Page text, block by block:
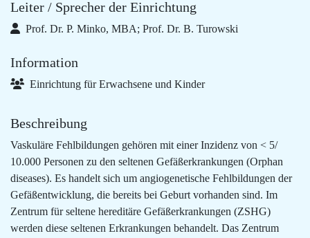
Leiter / Sprecher der Einrichtung
Prof. Dr. P. Minko, MBA; Prof. Dr. B. Turowski
Information
Einrichtung für Erwachsene und Kinder
Beschreibung
Vaskuläre Fehlbildungen gehören mit einer Inzidenz von < 5/
10.000 Personen zu den seltenen Gefäßerkrankungen (Orphan
diseases). Es handelt sich um angiogenetische Fehlbildungen der
Gefäßentwicklung, die bereits bei Geburt vorhanden sind. Im
Zentrum für seltene hereditäre Gefäßerkrankungen (ZSHG)
werden diese seltenen Erkrankungen behandelt. Das Zentrum